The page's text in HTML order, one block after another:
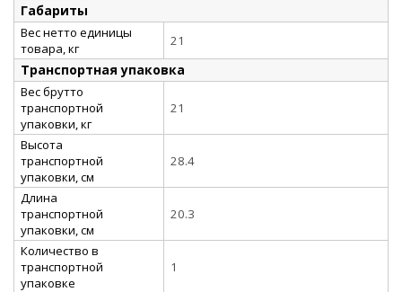
Габариты
Вес нетто единицы
товара, кг
21
Транспортная упаковка
Вес брутто
транспортной
упаковки, кг
21
Высота
транспортной
упаковки, см
28.4
Длина
транспортной
упаковки, см
20.3
Количество в
транспортной
упаковке
1